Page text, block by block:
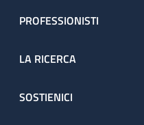
PROFESSIONISTI
LA RICERCA
SOSTIENICI